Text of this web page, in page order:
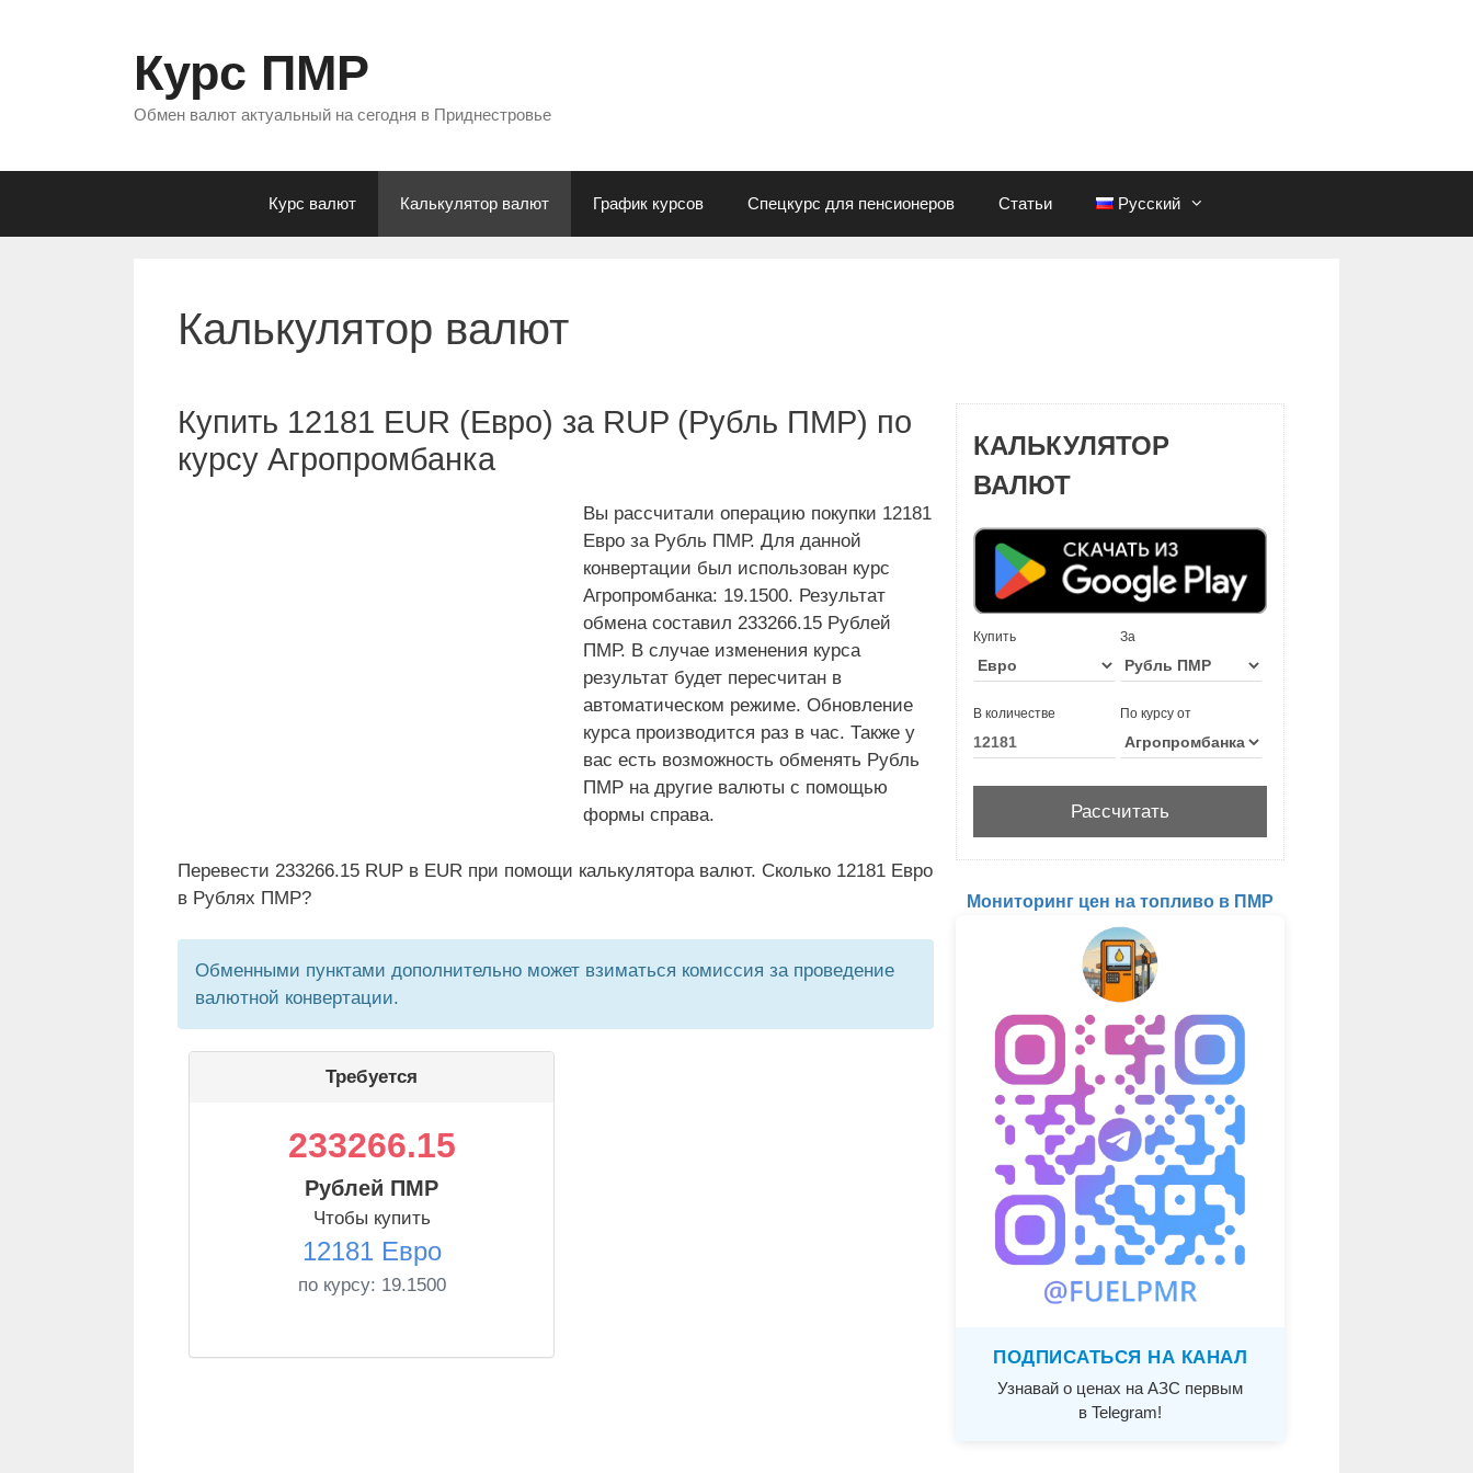
Курс ПМР
Обмен валют актуальный на сегодня в Приднестровье
Курс валют Калькулятор валют График курсов Спецкурс для пенсионеров Статьи Русский
Калькулятор валют
Купить 12181 EUR (Евро) за RUP (Рубль ПМР) по
курсу Агропромбанка
Вы рассчитали операцию покупки 12181
Евро за Рубль ПМР. Для данной
конвертации был использован курс
Агропромбанка: 19.1500. Результат
обмена составил 233266.15 Рублей
ПМР. В случае изменения курса
результат будет пересчитан в
автоматическом режиме. Обновление
курса производится раз в час. Также у
вас есть возможность обменять Рубль
ПМР на другие валюты с помощью
формы справа.
Перевести 233266.15 RUP в EUR при помощи калькулятора валют. Сколько 12181 Евро
в Рублях ПМР?
Обменными пунктами дополнительно может взиматься комиссия за проведение
валютной конвертации.
Требуется
233266.15
Рублей ПМР
Чтобы купить
12181 Евро
по курсу: 19.1500
КАЛЬКУЛЯТОР
ВАЛЮТ
Купить За
В количестве По курсу от
Мониторинг цен на топливо в ПМР
ПОДПИСАТЬСЯ НА КАНАЛ
Узнавай о ценах на АЗС первым
в Telegram!